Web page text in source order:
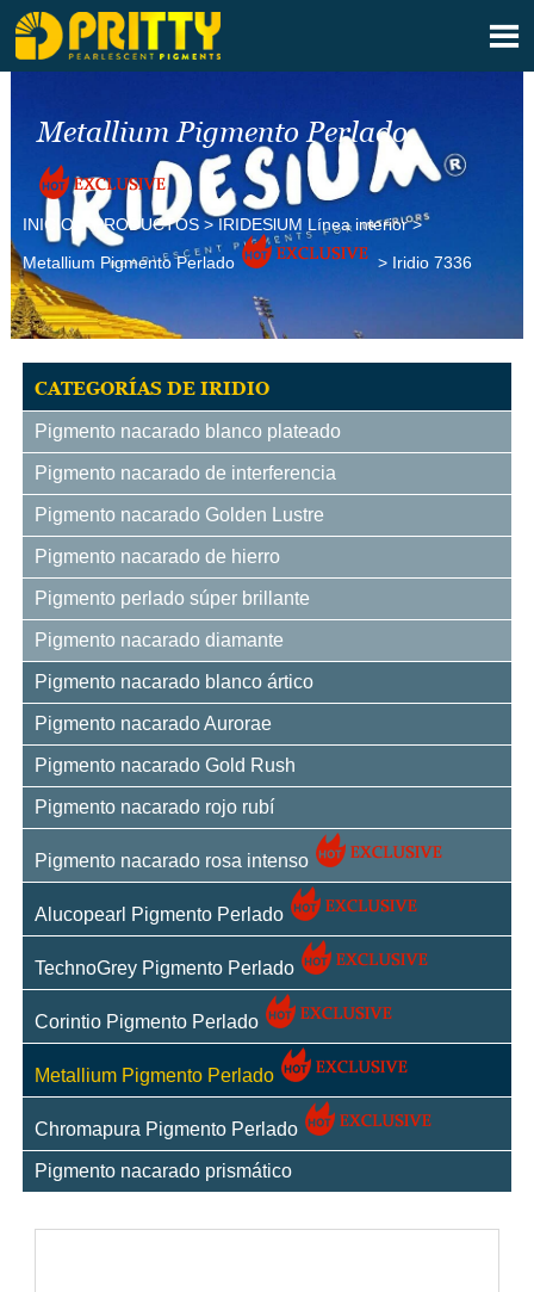

Metallium Pigmento Perlado
INICIO> PRODUCTOS>IRIDESlUM Línea interior>
Metallium Pigmento Perlado
> Iridio 7336
CATEGORÍAS DE IRIDIO
Pigmento nacarado blanco plateado
Pigmento nacarado de interferencia
Pigmento nacarado Golden Lustre
Pigmento nacarado de hierro
Pigmento perlado súper brillante
Pigmento nacarado diamante
Pigmento nacarado blanco ártico
Pigmento nacarado Aurorae
Pigmento nacarado Gold Rush
Pigmento nacarado rojo rubí
Pigmento nacarado rosa intenso
Alucopearl Pigmento Perlado
TechnoGrey Pigmento Perlado
Corintio Pigmento Perlado
Metallium Pigmento Perlado
Chromapura Pigmento Perlado
Pigmento nacarado prismático